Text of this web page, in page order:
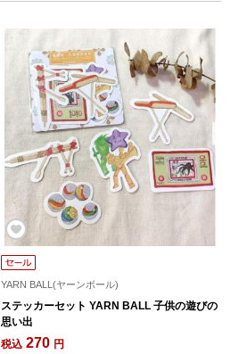
YARN BALL(ヤーンボール)
ステッカーセット YARN BALL 子供の遊びの
思い出
税込 270 円